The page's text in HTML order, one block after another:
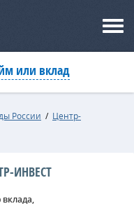
или вклад
России / Центр-
ИНВЕСТ
вклада,